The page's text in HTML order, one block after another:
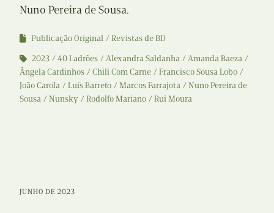
Nuno Pereira de Sousa.
Publicação Original
Revistas de BD
2023
40 Ladrões Alexandra Saldanha
Amanda Baeza
Ângela Cardinhos
Chili Com Carne
Francisco Sousa Lobo
João Carola
Luís Barreto Marcos Farrajota
Nuno Pereira de
Sousa
Nunsky Rodolfo Mariano Rui Moura
JUNHO DE 2023